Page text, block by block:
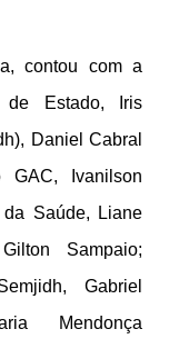
contou com a
de Estado, Iris
Daniel Cabral
GAC, Ivanilson
Saúde, Liane
Sampaio;
Gabriel
Mendonça